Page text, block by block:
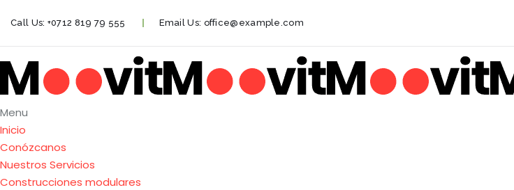
Call Us: +0712 819 79 555 Email Us: office@example.com
Menu
Inicio
Conózcanos
Nuestros Servicios
Construcciones modulares